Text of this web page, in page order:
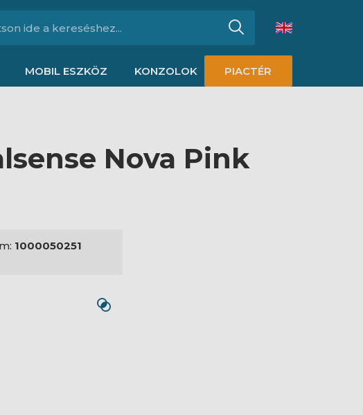
MOBIL ESZKÖZ KONZOLOK PIACTÉR
Nova Pink
1000050251